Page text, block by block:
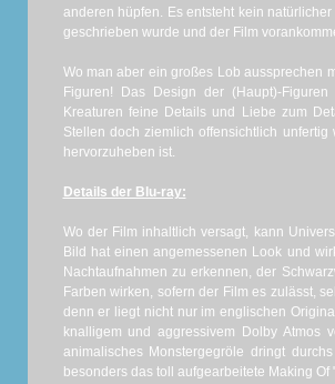
anderen hüpfen. Es entsteht kein
geschrieben wurde und der Film
Wo man aber ein großes Lob aussprechen
Figuren! Das Design der (Haupt)-
Kreaturen feine Details und Liebe zum
Stellen doch ziemlich offensichtlich
hervorzuheben ist.
Details der Blu-ray:
Wo der Film inhaltlich versagt, kann
Bild hat einen angemessenen Look und
Nachtaufnahmen zu erkennen, der
Farben wirken, sofern der Film es zulässt,
denn er liegt nicht nur im englischen
knalligem und aggressivem Dolby Atmos
animalisches Monstergegröle dringt
besonders das toll aufgearbeitete Making